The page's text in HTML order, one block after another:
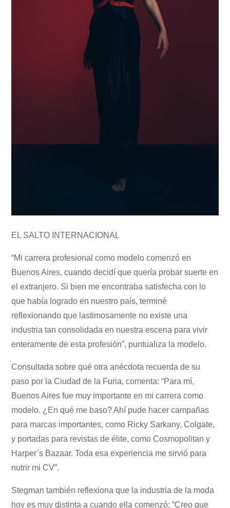
EL SALTO INTERNACIONAL
“Mi carrera profesional como modelo comenzó en
Buenos Aires, cuando decidí que quería probar suerte en
el extranjero. Si bien me encontraba satisfecha con lo
que había logrado en nuestro país, terminé
reflexionando que lastimosamente no existe una
industria tan consolidada en nuestra escena para vivir
enteramente de esta profesión”, puntualiza la modelo.
Consultada sobre qué otra anécdota recuerda de su
paso por la Ciudad de la Furia, comenta: “Para mí,
Buenos Aires fue muy importante en mi carrera como
modelo. ¿En qué me baso? Ahí pude hacer campañas
para marcas importantes, como Ricky Sarkany, Colgate,
y portadas para revistas de élite, como Cosmopolitan y
Harper’s Bazaar. Toda esa experiencia me sirvió para
nutrir mi CV”.
Stegman también reflexiona que la industria de la moda
hoy es muy distinta a cuando ella comenzó: “Creo que